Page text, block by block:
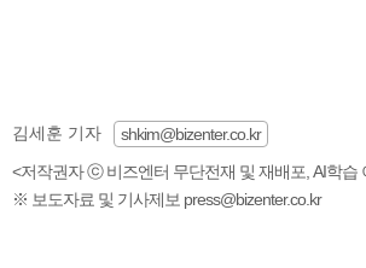
김세훈 기자
shkim@bizenter.co.kr
<저작권자 ⓒ 비즈엔터 무단전재 및 재배포, AI학습
※ 보도자료 및 기사제보 press@bizenter.co.kr